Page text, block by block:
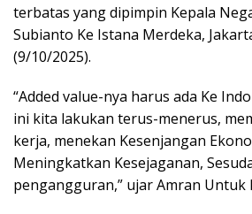
terbatas yang dipimpin Kepala
Subianto Ke Istana Merdeka,
(9/10/2025).
“Added value-nya harus ada Ke
ini kita lakukan terus-menerus,
kerja, menekan Kesenjangan
Meningkatkan Kesejaganan,
pengangguran,” ujar Amran Untuk